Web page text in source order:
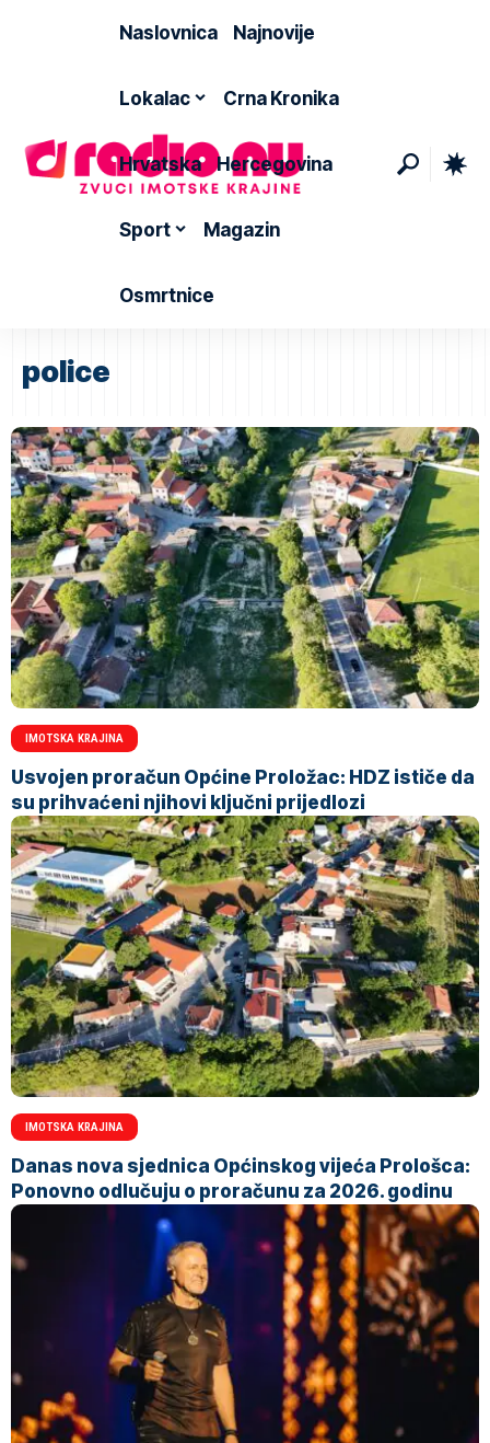
Naslovnica Najnovije
Lokalac Crna Kronika
Hrvatska Hercegovina
Sport Magazin
Osmrtnice
police
IMOTSKA KRAJINA
Usvojen proračun Općine Proložac: HDZ ističe da
su prihvaćeni njihovi ključni prijedlozi
IMOTSKA KRAJINA
Danas nova sjednica Općinskog vijeća Prološca:
Ponovno odlučuju o proračunu za 2026. godinu